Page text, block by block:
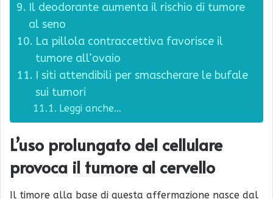
Il deodorante aumenta il rischio di tumore
al seno
La pillola contraccettiva favorisce il
tumore all’ovaio
I siti attendibili per smascherare le bufale
sui tumori
Leggi anche…
L’uso prolungato del cellulare
provoca il tumore al cervello
Il timore alla base di questa affermazione nasce dal